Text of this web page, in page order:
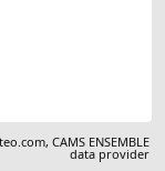
,CAMS ENSEMBLE
data provider